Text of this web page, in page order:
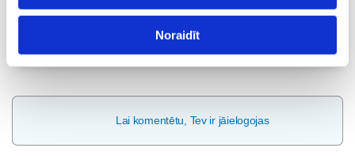
Noraidīt
Visas nodarbības
Lai komentētu, Tev ir jāielogojas